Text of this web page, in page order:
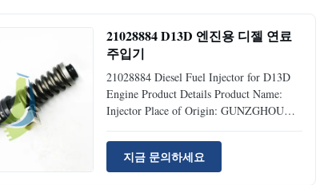
21028884 D13D 엔진용 디젤 연료
주입기
21028884 Diesel Fuel Injector for D13D
Engine Product Details Product Name:
Injector Place of Origin: GUNZGHOU
Part Number: 21028884 Type: Excavator
Spare Parts MOQ 1 Piece Condition:
Brand New Availability: Rick Stock
지금 문의하세요